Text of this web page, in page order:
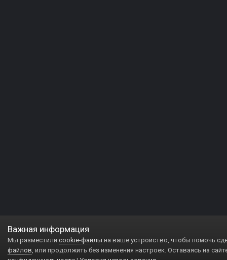
Важная информация
Мы разместили cookie-файлы на ваше устройство, чтобы помочь
файлов, или продолжить без изменения настроек. Оставаясь на